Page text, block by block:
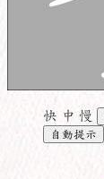
快 中 慢
自動提示